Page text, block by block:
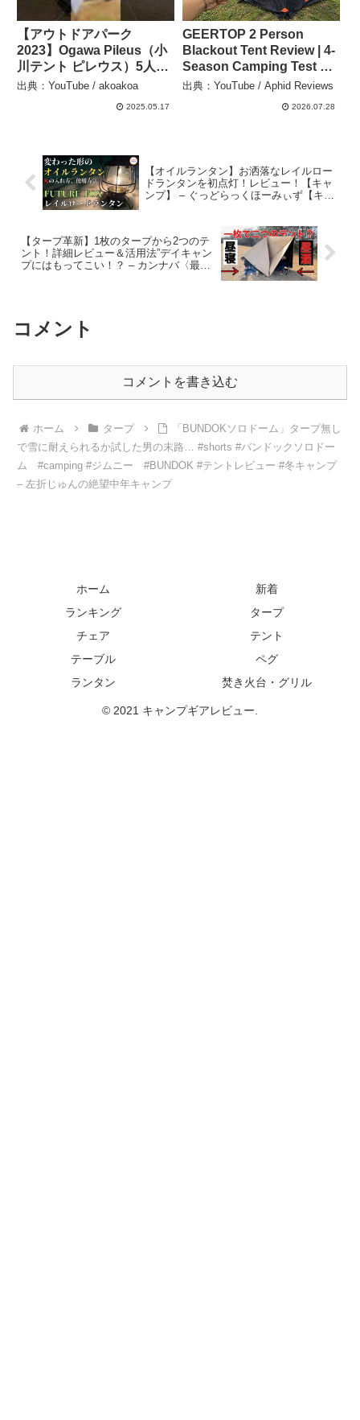
【アウトドアパーク
2023】Ogawa Pileus（小
川テント ピレウス）5人用
の紹介 #Short #ショート –
出典：YouTube / akoakoa
2025.05.17
GEERTOP 2 Person
Blackout Tent Review | 4-
Season Camping Test –
Aphid Reviews
出典：YouTube / Aphid Reviews
2026.07.28
【オイルランタン】お洒落なレイルロー
ドランタンを初点灯！レビュー！【キャ
ンプ】 – ぐっどらっくほーみぃず【キャ
【タープ革新】1枚のタープから2つのテ
ント！詳細レビュー＆活用法”デイキャン
プにはもってこい！？ – カンナバ〈最強
コメント
コメントを書き込む
ホーム タープ
「BUNDOKソロドーム」タープ無し
で雪に耐えられるか試した男の末路… #shorts #バンドックソロドー
ム #camping #ジムニー #BUNDOK #テントレビュー #冬キャンプ
– 左折じゅんの絶望中年キャンプ
ホーム
新着
ランキング
タープ
チェア
テント
テーブル
ペグ
ランタン
焚き火台・グリル
© 2021 キャンプギアレビュー.